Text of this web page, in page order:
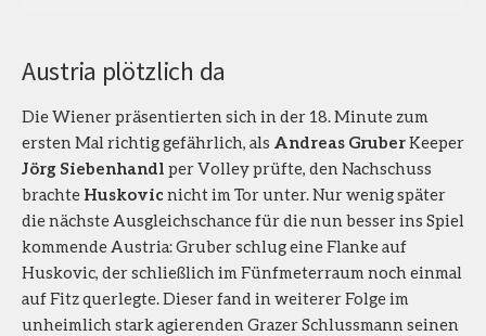
Austria plötzlich da
Die Wiener präsentierten sich in der 18. Minute zum
ersten Mal richtig gefährlich, als Andreas GruberKeeper
Jörg Siebenhandl per Volley prüfte, den Nachschuss
brachte Huskovicnicht im Tor unter. Nur wenig später
die nächste Ausgleichschance für die nun besser ins Spiel
kommende Austria: Gruber schlug eine Flanke auf
Huskovic, der schließlich im Fünfmeterraum noch einmal
auf Fitz querlegte. Dieser fand in weiterer Folge im
unheimlich stark agierenden Grazer Schlussmann seinen